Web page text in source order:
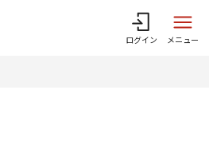
ログイン メニュー